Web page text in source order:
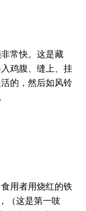
常快。这是藏
鸡腹、缝上、挂
的，然后如风铃
用者用烧红的铁
（这是第一吱